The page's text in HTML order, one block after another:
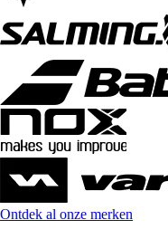
Ontdek al onze merken